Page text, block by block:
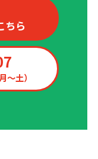
ちら
〜土）